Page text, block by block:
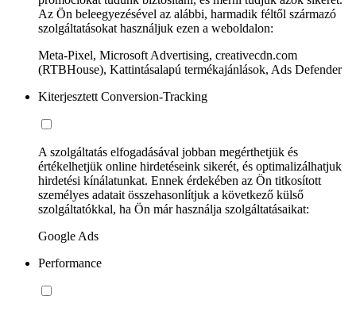
Az Ön beleegyezésével az alábbi, harmadik féltől származó
szolgáltatásokat használjuk ezen a weboldalon:
Meta-Pixel, Microsoft Advertising, creativecdn.com
(RTBHouse), Kattintásalapú termékajánlások, Ads Defender
Kiterjesztett Conversion-Tracking
A szolgáltatás elfogadásával jobban megérthetjük és
értékelhetjük online hirdetéseink sikerét, és optimalizálhatjuk
hirdetési kínálatunkat. Ennek érdekében az Ön titkosított
személyes adatait összehasonlítjuk a következő külső
szolgáltatókkal, ha Ön már használja szolgáltatásaikat:
Google Ads
Performance